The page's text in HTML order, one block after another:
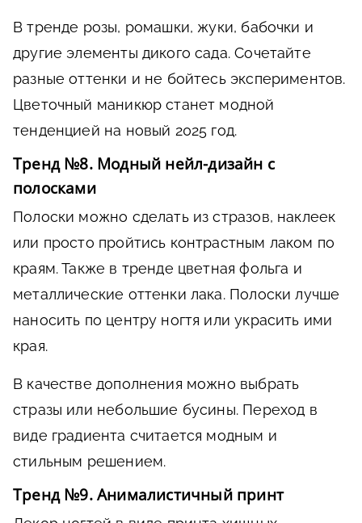
В тренде розы, ромашки, жуки, бабочки и
другие элементы дикого сада. Сочетайте
разные оттенки и не бойтесь экспериментов.
Цветочный маникюр станет модной
тенденцией на новый 2025 год.
Тренд №8. Модный нейл-дизайн с
полосками
Полоски можно сделать из стразов, наклеек
или просто пройтись контрастным лаком по
краям. Также в тренде цветная фольга и
металлические оттенки лака. Полоски лучше
наносить по центру ногтя или украсить ими
края.
В качестве дополнения можно выбрать
стразы или небольшие бусины. Переход в
виде градиента считается модным и
стильным решением.
Тренд №9. Анималистичный принт